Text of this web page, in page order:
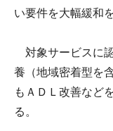
い要件を大幅緩和
対象サービスに
養（地域密着型を
もＡＤＬ改善など
る。